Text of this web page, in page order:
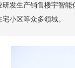
发生产销售楼宇智
小区等众多领域。